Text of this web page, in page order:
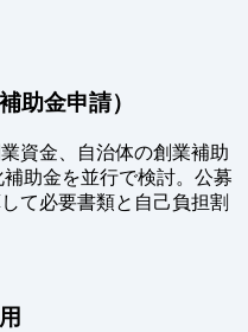
助金申請）
資金、自治体の創業補助
助金を並行で検討。公募
て必要書類と自己負担割